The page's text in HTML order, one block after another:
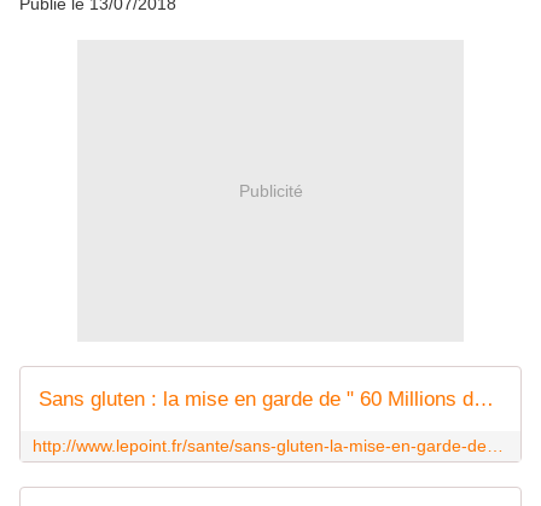
Publié le 13/07/2018
Publicité
Sans gluten : la mise en garde de " 60 Millions de consommateurs "
http://www.lepoint.fr/sante/sans-gluten-la-mise-en-garde-de-60-millions-de-consommateurs-13-07-2018-2236008_40.php